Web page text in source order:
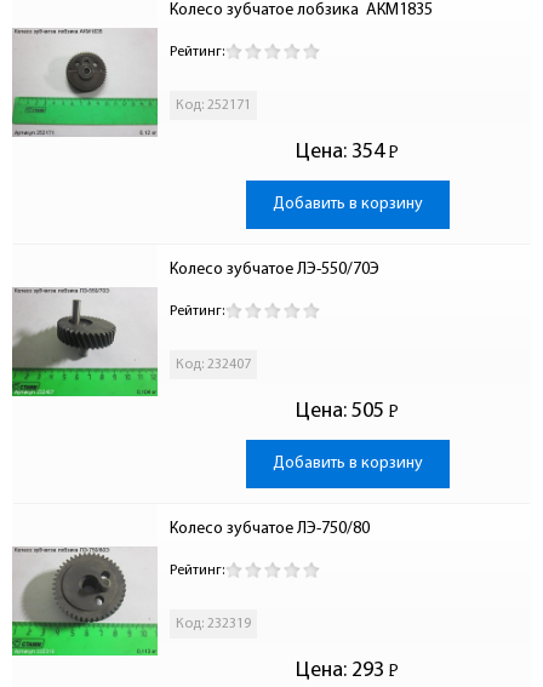
Колесо зубчатое лобзика  АКМ1835
Рейтинг:
Код: 252171
Цена: 354 Р
-
Добавить в корзину
Колесо зубчатое ЛЭ-550/70Э
Рейтинг:
Код: 232407
Цена: 505 Р
-
Добавить в корзину
Колесо зубчатое ЛЭ-750/80
Рейтинг:
Код: 232319
Цена: 293 Р
-